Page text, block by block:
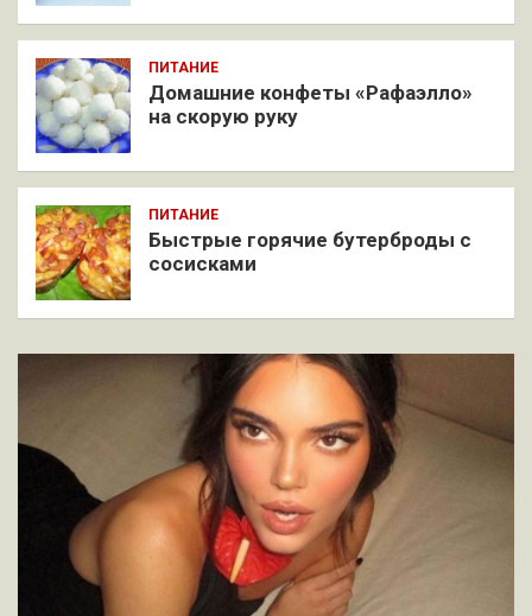
ПИТАНИЕ
Домашние конфеты «Рафаэлло»
на скорую руку
ПИТАНИЕ
Быстрые горячие бутерброды с
сосисками